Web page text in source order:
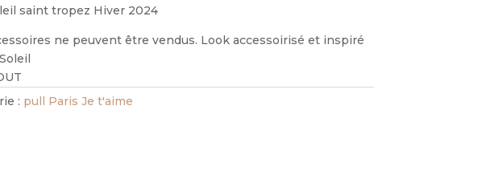
saint tropez Hiver 2024
ne peuvent être vendus. Look accessoirisé et inspiré
: pull Paris Je t'aime